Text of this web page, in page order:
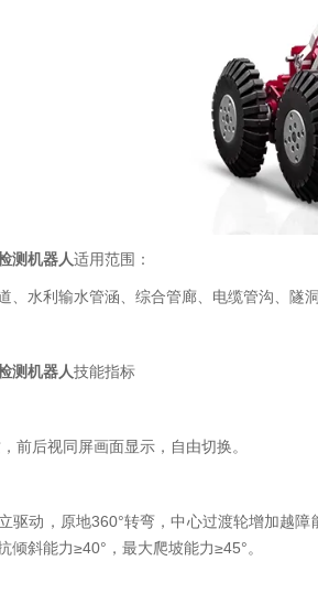
测机器人适用范围：
、水利输水管涵、综合管廊、电缆管沟、隧洞
测机器人技能指标
前后视同屏画面显示，自由切换。
驱动，原地360°转弯，中心过渡轮增加越
倾斜能力≥40°，最大爬坡能力≥45°。